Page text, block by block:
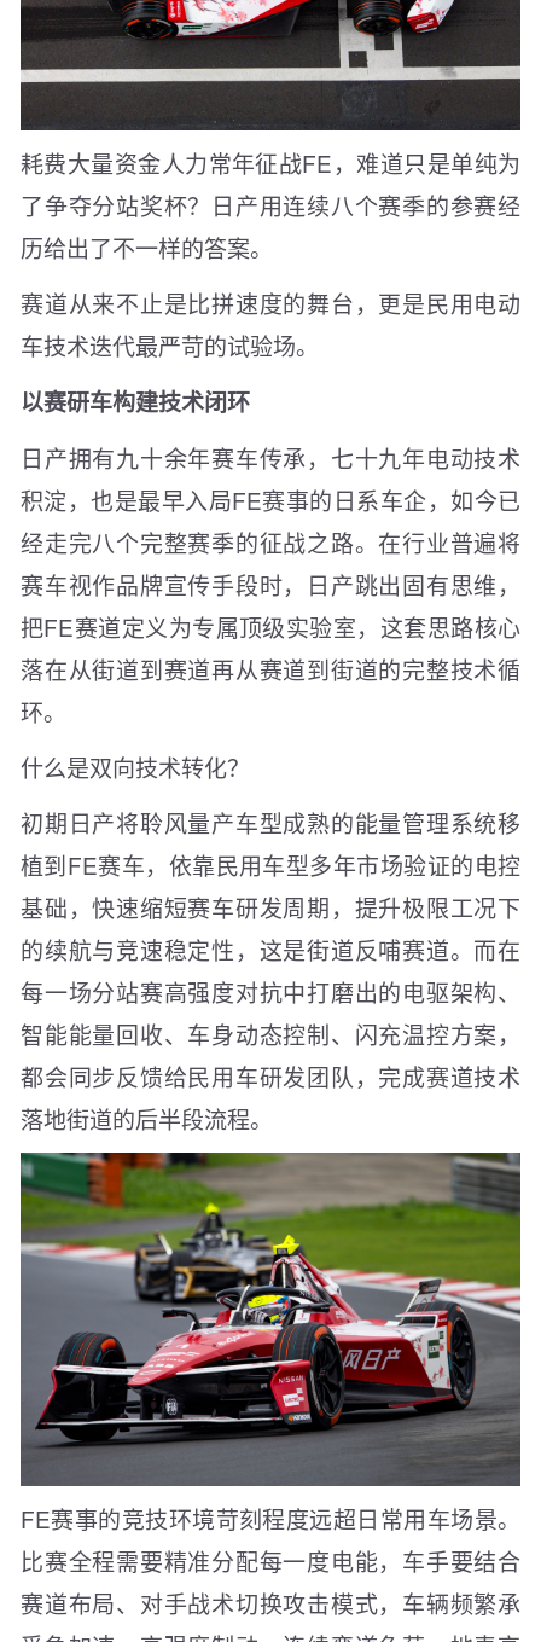
耗费大量资金人力常年征战FE，难道只是单纯为
了争夺分站奖杯？日产用连续八个赛季的参赛经
历给出了不一样的答案。
赛道从来不止是比拼速度的舞台，更是民用电动
车技术迭代最严苛的试验场。
以赛研车构建技术闭环
日产拥有九十余年赛车传承，七十九年电动技术
积淀，也是最早入局FE赛事的日系车企，如今已
经走完八个完整赛季的征战之路。在行业普遍将
赛车视作品牌宣传手段时，日产跳出固有思维，
把FE赛道定义为专属顶级实验室，这套思路核心
落在从街道到赛道再从赛道到街道的完整技术循
环。
什么是双向技术转化？
初期日产将聆风量产车型成熟的能量管理系统移
植到FE赛车，依靠民用车型多年市场验证的电控
基础，快速缩短赛车研发周期，提升极限工况下
的续航与竞速稳定性，这是街道反哺赛道。而在
每一场分站赛高强度对抗中打磨出的电驱架构、
智能能量回收、车身动态控制、闪充温控方案，
都会同步反馈给民用车研发团队，完成赛道技术
落地街道的后半段流程。
FE赛事的竞技环境苛刻程度远超日常用车场景。
比赛全程需要精准分配每一度电能，车手要结合
赛道布局、对手战术切换攻击模式，车辆频繁承